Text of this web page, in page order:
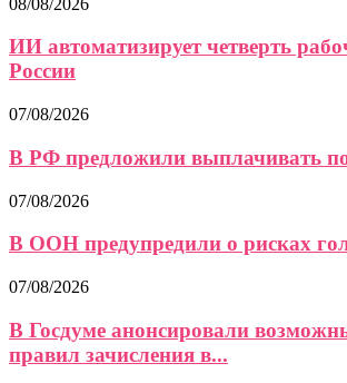
ИИ автоматизирует четверть
России
07/08/2026
В РФ предложили выплачивать
07/08/2026
В ООН предупредили о рисках
07/08/2026
В Госдуме анонсировали
правил зачисления в...